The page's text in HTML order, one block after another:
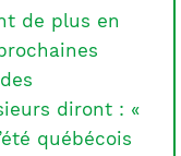
de plus en
diront : «
québécois